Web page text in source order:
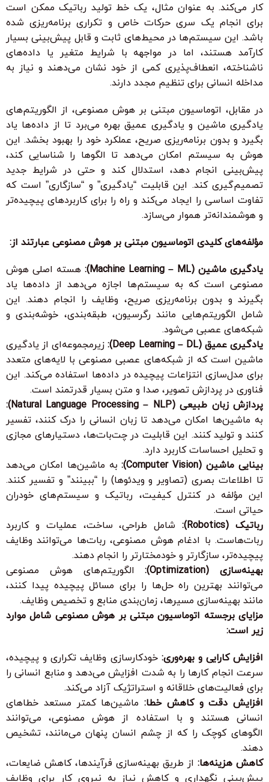
کار می‌کند. به عنوان مثال، یک خط تولید رباتیک ممکن است
برای انجام یک سری حرکات خاص و تکراری برنامه‌ریزی شده
باشد. این سیستم‌ها در محیط‌های ثابت و قابل پیش‌بینی بسیار
کارآمد هستند، اما در مواجهه با شرایط متغیر یا داده‌های
ناشناخته، انعطاف‌پذیری کمی از خود نشان می‌دهند و نیاز به
مداخله انسانی برای تنظیم مجدد دارند.
در مقابل، اتوماسیون مبتنی بر هوش مصنوعی، از الگوریتم‌های
یادگیری ماشین و یادگیری عمیق بهره می‌برد تا از داده‌ها یاد
بگیرد و بدون برنامه‌ریزی صریح، عملکرد خود را بهبود بخشد. این
هوش به سیستم امکان می‌دهد تا الگوها را شناسایی کند،
پیش‌بینی انجام دهد، استدلال کند و حتی در شرایط جدید
تصمیم‌گیری کند. این قابلیت “یادگیری” و “سازگاری” است که
تفاوت اساسی را ایجاد می‌کند و راه را برای کاربردهای پیچیده‌تر
و هوشمندانه‌تر هموار می‌سازد.
مؤلفه‌های کلیدی اتوماسیون مبتنی بر هوش مصنوعی عبارتند از:
یادگیری ماشین (Machine Learning – ML):
هسته اصلی هوش
مصنوعی است که به سیستم‌ها اجازه می‌دهد از داده‌ها یاد
بگیرند و بدون برنامه‌ریزی صریح، وظایف را انجام دهند. این
شامل الگوریتم‌هایی مانند رگرسیون، طبقه‌بندی، خوشه‌بندی و
شبکه‌های عصبی می‌شود.
یادگیری عمیق (Deep Learning – DL):
زیرمجموعه‌ای از یادگیری
ماشین است که از شبکه‌های عصبی مصنوعی با لایه‌های متعدد
برای مدل‌سازی انتزاعات پیچیده در داده‌ها استفاده می‌کند. این
فناوری در پردازش تصویر، صدا و متن بسیار قدرتمند است.
پردازش زبان طبیعی (Natural Language Processing – NLP):
به ماشین‌ها امکان می‌دهد تا زبان انسانی را درک کنند، تفسیر
کنند و تولید کنند. این قابلیت در چت‌بات‌ها، دستیارهای مجازی
و تحلیل احساسات کاربرد دارد.
بینایی ماشین (Computer Vision):
به ماشین‌ها امکان می‌دهد
تا اطلاعات بصری (تصاویر و ویدئوها) را “ببینند” و تفسیر کنند.
این مؤلفه در کنترل کیفیت، رباتیک و سیستم‌های خودران
حیاتی است.
رباتیک (Robotics):
شامل طراحی، ساخت، عملیات و کاربرد
ربات‌هاست. با ادغام هوش مصنوعی، ربات‌ها می‌توانند وظایف
پیچیده‌تر، سازگارتر و خودمختارتر را انجام دهند.
بهینه‌سازی (Optimization):
الگوریتم‌های هوش مصنوعی
می‌توانند بهترین راه حل‌ها را برای مسائل پیچیده پیدا کنند،
مانند بهینه‌سازی مسیرها، زمان‌بندی منابع و تخصیص وظایف.
مزایای برجسته اتوماسیون مبتنی بر هوش مصنوعی شامل موارد
زیر است:
افزایش کارایی و بهره‌وری: خودکارسازی وظایف تکراری و پیچیده،
سرعت انجام کارها را به شدت افزایش می‌دهد و منابع انسانی را
برای فعالیت‌های خلاقانه و استراتژیک آزاد می‌کند.
افزایش دقت و کاهش خطا: ماشین‌ها کمتر مستعد خطاهای
انسانی هستند و با استفاده از هوش مصنوعی، می‌توانند
الگوهای کوچک را که از چشم انسان پنهان می‌مانند، تشخیص
دهند.
کاهش هزینه‌ها: از طریق بهینه‌سازی فرآیندها، کاهش ضایعات،
پیش‌بینی نگهداری و کاهش نیاز به نیروی کار برای وظایف